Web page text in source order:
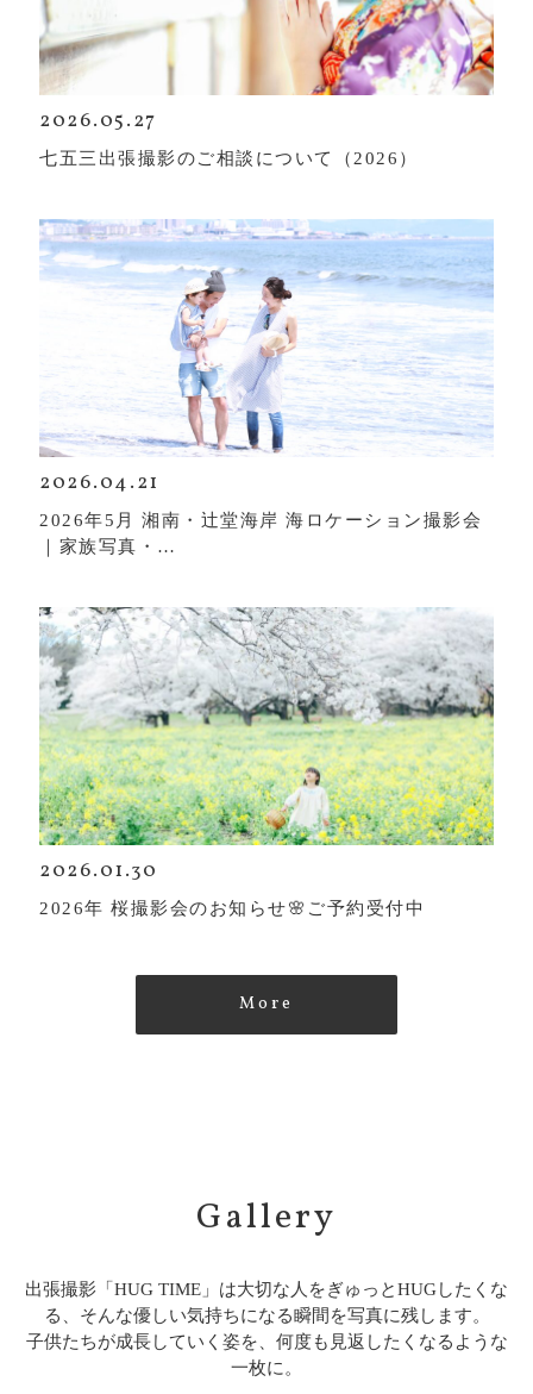
2026.05.27
七五三出張撮影のご相談について（2026）
2026.04.21
2026年5月 湘南・辻堂海岸 海ロケーション撮影会
｜家族写真・…
2026.01.30
2026年 桜撮影会のお知らせ🌸ご予約受付中
More
Gallery
出張撮影「HUG TIME」は大切な人をぎゅっとHUGしたくな
る、そんな優しい気持ちになる瞬間を写真に残します。
子供たちが成長していく姿を、何度も見返したくなるような
一枚に。